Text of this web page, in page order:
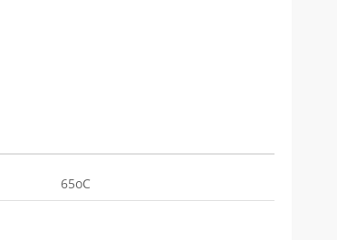
65oC